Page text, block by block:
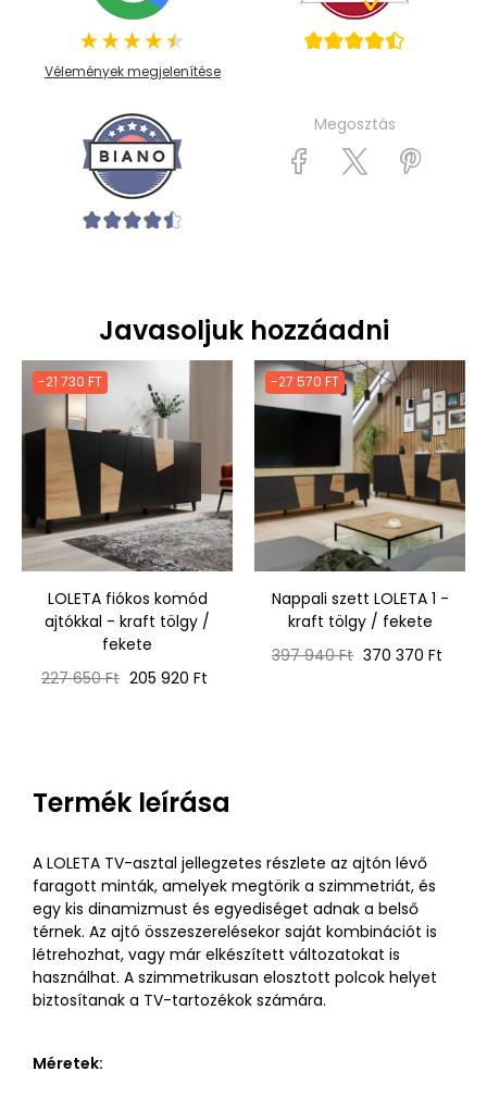
Vélemények megjelenítése
Megosztás
Javasoljuk hozzáadni
-21 730 FT
LOLETA fiókos komód
ajtókkal - kraft tölgy /
fekete
Normál
227 650 Ft Ár
205 920 Ft
-27 570 FT
Nappali szett LOLETA 1 -
kraft tölgy / fekete
Normál
397 940 Ft Ár
370 370 Ft
Termék leírása
A LOLETA TV-asztal jellegzetes részlete az ajtón lévő
faragott minták, amelyek megtörik a szimmetriát, és
egy kis dinamizmust és egyediséget adnak a belső
térnek. Az ajtó összeszerelésekor saját kombinációt is
létrehozhat, vagy már elkészített változatokat is
használhat. A szimmetrikusan elosztott polcok helyet
biztosítanak a TV-tartozékok számára.
Méretek: